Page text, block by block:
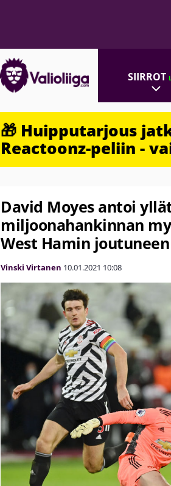
SIIRROT
🎁 Huipputarjous
Reactoonz-peliin -
David Moyes antoi
miljoonahankinnan
West Hamin
Vinski Virtanen 10.01.2021 10:08